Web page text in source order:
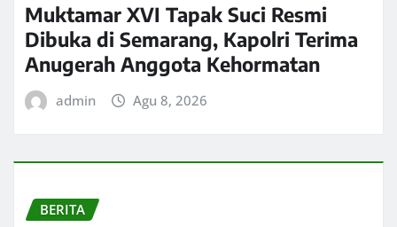
Muktamar XVI Tapak Suci Resmi
Dibuka di Semarang, Kapolri Terima
Anugerah Anggota Kehormatan
admin Agu 8, 2026
BERITA